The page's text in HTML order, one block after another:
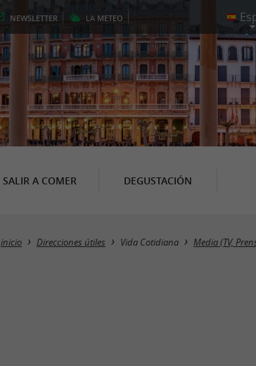
NEWSLETTER LA METEO
SALIR A COMER DEGUSTACIÓN
inicio Direcciones útiles Vida Cotidiana Media (TV,